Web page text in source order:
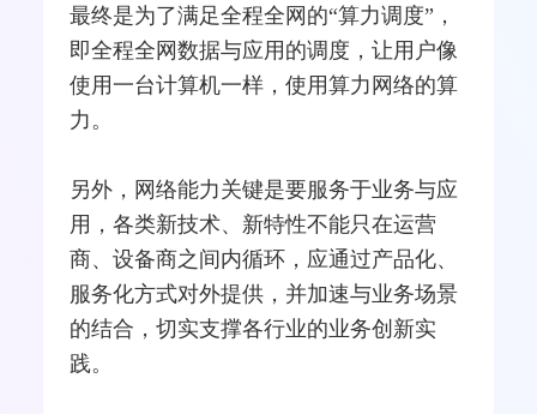
最终是为了满足全程全网的“算力调度”，
即全程全网数据与应用的调度，让用户像
使用一台计算机一样，使用算力网络的算
力。
另外，网络能力关键是要服务于业务与应
用，各类新技术、新特性不能只在运营
商、设备商之间内循环，应通过产品化、
服务化方式对外提供，并加速与业务场景
的结合，切实支撑各行业的业务创新实
践。